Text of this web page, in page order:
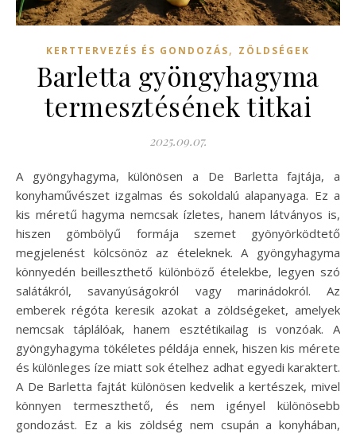
KERTTERVEZÉS ÉS GONDOZÁS, ZÖLDSÉGEK
Barletta gyöngyhagyma
termesztésének titkai
2025.09.07.
A gyöngyhagyma, különösen a De Barletta fajtája, a
konyhaművészet izgalmas és sokoldalú alapanyaga. Ez a
kis méretű hagyma nemcsak ízletes, hanem látványos is,
hiszen gömbölyű formája szemet gyönyörködtető
megjelenést kölcsönöz az ételeknek. A gyöngyhagyma
könnyedén beilleszthető különböző ételekbe, legyen szó
salátákról, savanyúságokról vagy marinádokról. Az
emberek régóta keresik azokat a zöldségeket, amelyek
nemcsak táplálóak, hanem esztétikailag is vonzóak. A
gyöngyhagyma tökéletes példája ennek, hiszen kis mérete
és különleges íze miatt sok ételhez adhat egyedi karaktert.
A De Barletta fajtát különösen kedvelik a kertészek, mivel
könnyen termeszthető, és nem igényel különösebb
gondozást. Ez a kis zöldség nem csupán a konyhában,